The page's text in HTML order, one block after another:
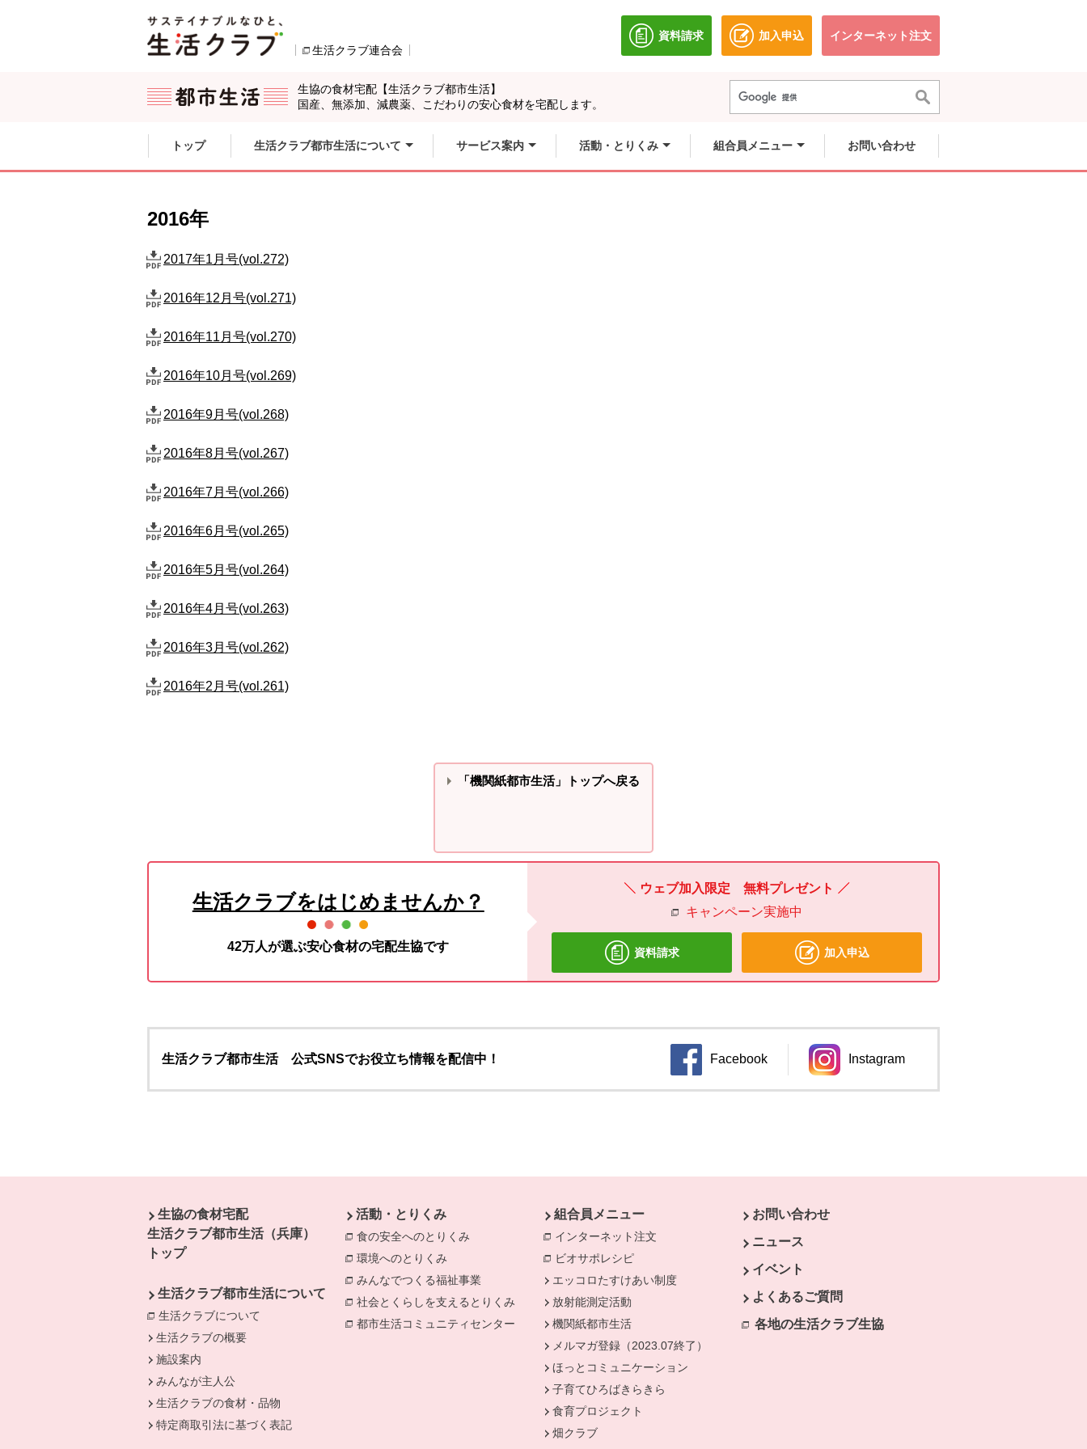
生活クラブ連合会
資料請求
別のウィンドウで開きます。
加入申込
別のウィンドウで開きます。
インターネット注文別のウィンドウで開きます。
生協の食材宅配【生活クラブ都市生活】
国産、無添加、減農薬、こだわりの安心食材を宅配します。
ここからサイト内共通メニューです。
サイト内共通メニューをスキップする
トップ 生活クラブ都市生活について サービス案内 活動・とりくみ 組合員メニュー お問い合わせ
2016年
2017年1月号(vol.272)
2016年12月号(vol.271)
2016年11月号(vol.270)
2016年10月号(vol.269)
2016年9月号(vol.268)
2016年8月号(vol.267)
2016年7月号(vol.266)
2016年6月号(vol.265)
2016年5月号(vol.264)
2016年4月号(vol.263)
2016年3月号(vol.262)
2016年2月号(vol.261)
「機関紙都市生活」トップへ戻る
生活クラブをはじめませんか？
42万人が選ぶ安心食材の宅配生協です
ウェブ加入限定 無料プレゼント
キャンペーン実施中
資料請求 加入申込
生活クラブ都市生活 公式SNSでお役立ち情報を配信中！ Facebook
別のウィンドウで開きます。
Instagram
別のウィンドウで開きます。
生協の食材宅配
生活クラブ都市生活（兵庫）
トップ
生活クラブ都市生活について
生活クラブについて
別のウィンドウで開きます。
生活クラブの概要
施設案内
みんなが主人公
生活クラブの食材・品物
特定商取引法に基づく表記
活動・とりくみ
食の安全へのとりくみ 別のウィンドウで開きます。
環境へのとりくみ 別のウィンドウで開きます。
みんなでつくる福祉事業 別のウィンドウで開きます。
社会とくらしを支えるとりくみ 別のウィンドウで開きます。
都市生活コミュニティセンター 別のウィンドウで開きます。
組合員メニュー
インターネット注文 別のウィンドウで開きます。
ビオサポレシピ
エッコロたすけあい制度
放射能測定活動
機関紙都市生活
メルマガ登録（2023.07終了）
ほっとコミュニケーション
子育てひろばきらきら
食育プロジェクト
畑クラブ
お問い合わせ
ニュース
イベント
よくあるご質問
各地の生活クラブ生協